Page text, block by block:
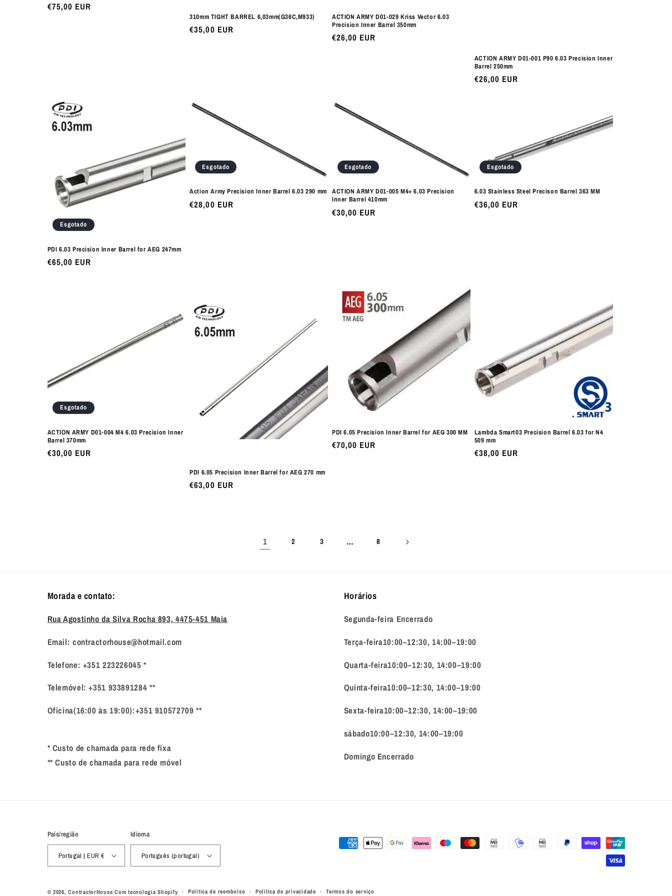
Preço
€75,00 EUR
310mm TIGHT BARREL 6,03mm(G36C,M933)
Preço
€35,00 EUR
ACTION ARMY D01-029 Kriss Vector 6.03
Precision Inner Barrel 350mm
Preço
€26,00 EUR
ACTION ARMY D01-001 P90 6.03 Precision Inner
Barrel 250mm
Preço
€26,00 EUR
Esgotado
PDI 6.03 Precision Inner Barrel for AEG 247mm
Preço
€65,00 EUR
Esgotado
Action Army Precision Inner Barrel 6.03 290 mm
Preço
€28,00 EUR
Esgotado
ACTION ARMY D01-005 M4+ 6.03 Precision
Inner Barrel 410mm
Preço
€30,00 EUR
Esgotado
6.03 Stainless Steel Precison Barrel 363 MM
Preço
€36,00 EUR
Esgotado
ACTION ARMY D01-004 M4 6.03 Precision Inner
Barrel 370mm
Preço
€30,00 EUR
PDI 6.05 Precision Inner Barrel for AEG 270 mm
Preço
€63,00 EUR
PDI 6.05 Precision Inner Barrel for AEG 300 MM
Preço
€70,00 EUR
Lambda Smart03 Precision Barrel 6.03 for N4
509 mm
Preço
€38,00 EUR
1 2 3 … 8
Morada e contato:
Rua Agostinho da Silva Rocha 893, 4475-451 Maia
Email: contractorhouse@hotmail.com
Telefone: +351 223226045 *
Telemóvel: +351 933891284 **
Oficina(16:00 às 19:00):+351 910572709 **
* Custo de chamada para rede fixa
** Custo de chamada para rede móvel
Horários
Segunda-feira Encerrado
Terça-feira10:00–12:30, 14:00–19:00
Quarta-feira10:00–12:30, 14:00–19:00
Quinta-feira10:00–12:30, 14:00–19:00
Sexta-feira10:00–12:30, 14:00–19:00
sábado10:00–12:30, 14:00–19:00
Domingo Encerrado
País/região
Portugal | EUR €
Idioma
Português (portugal)
Métodos
© 2026,ContractorHouse Com tecnologia Shopify Política de reembolso Política de privacidade Termos do serviço